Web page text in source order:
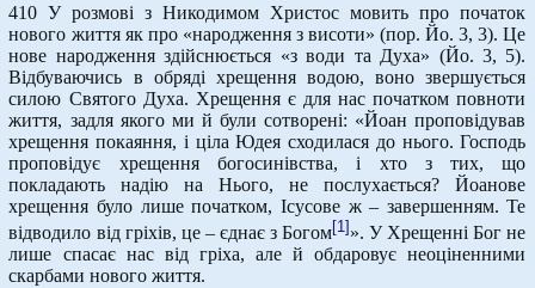
410 У розмові з Никодимом Христос мовить про початок
нового життя як про «народження з висоти» (пор. Йо. 3, 3). Це
нове народження здійснюється «з води та Духа» (Йо. 3, 5).
Відбуваючись в обряді хрещення водою, воно звершується
силою Святого Духа. Хрещення є для нас початком повноти
життя, задля якого ми й були сотворені: «Йоан проповідував
хрещення покаяння, і ціла Юдея сходилася до нього. Господь
проповідує хрещення богосинівства, і хто з тих, що
покладають надію на Нього, не послухається? Йоанове
хрещення було лише початком, Ісусове ж – завершенням. Те
відводило від гріхів, це – єднає з Богом[1] ». У Хрещенні Бог не
лише спасає нас від гріха, але й обдаровує неоціненними
скарбами нового життя.